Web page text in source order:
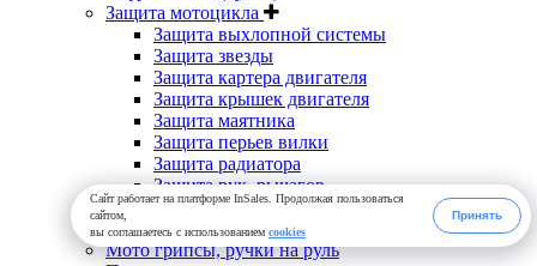
Сайт работает на платформе InSales. Продолжая пользоваться
сайтом,
вы соглашаетесь с использованием cookies
Принять
Защита мотоцикла
Защита выхлопной системы
Защита звезды
Защита картера двигателя
Защита крышек двигателя
Защита маятника
Защита перьев вилки
Защита радиатора
Защита рук, рычагов
Инструменты
Мотогарнитуры, мото гарнитуры
Мото грипсы, ручки на руль